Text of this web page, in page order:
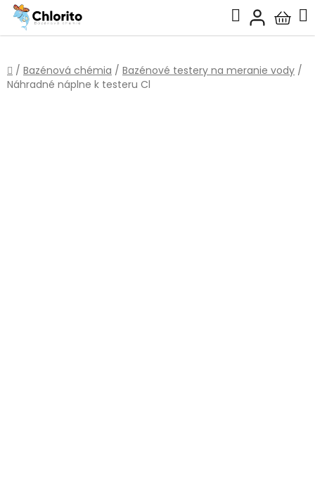
Prejsť
obsah
Hľadať
košík
Domov
/ Bazénová chémia / Bazénové testery na meranie vody /
Náhradné náplne k testeru Cl